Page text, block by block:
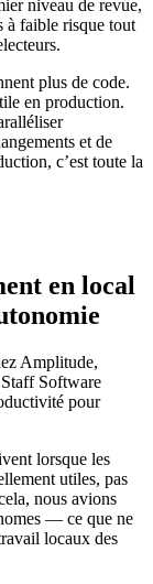
niveau de revue,
à faible risque tout
plus de code.
en production.
et de
c’est toute la
en local
Amplitude,
Staff Software
pour
lorsque les
utiles, pas
nous avions
— ce que ne
locaux des